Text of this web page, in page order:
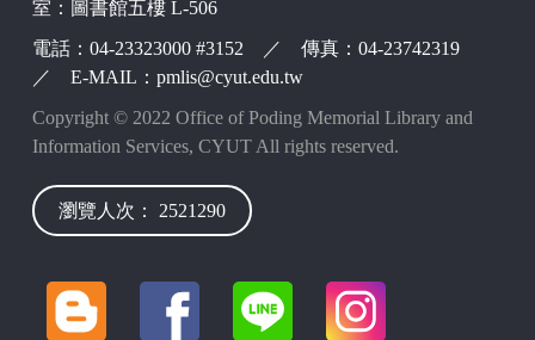
室：圖書館五樓 L-506
電話：04-23323000 #3152 ／ 傳真：04-23742319
／ E-MAIL：pmlis@cyut.edu.tw
Copyright © 2022 Office of Poding Memorial Library and
Information Services, CYUT All rights reserved.
瀏覽人次： 2521290